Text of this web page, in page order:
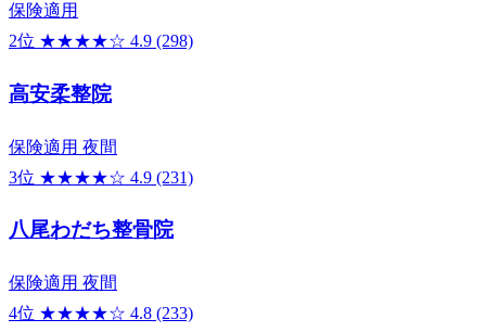
保険適用
2位 ★★★★☆ 4.9 (298)
高安柔整院
保険適用 夜間
3位 ★★★★☆ 4.9 (231)
八尾わだち整骨院
保険適用 夜間
4位 ★★★★☆ 4.8 (233)